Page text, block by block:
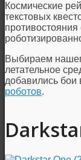
Космические
текстовых
Выбираем
летательное
добавились бои
роботов.